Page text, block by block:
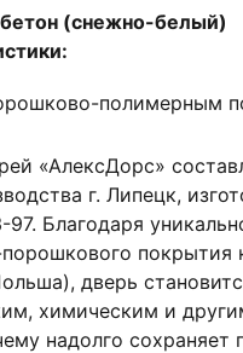
(снежно-белый)
полимерным
«АлексДорс»
г. Липецк,
Благодаря
покрытия
дверь
химическим и
надолго сохраняет